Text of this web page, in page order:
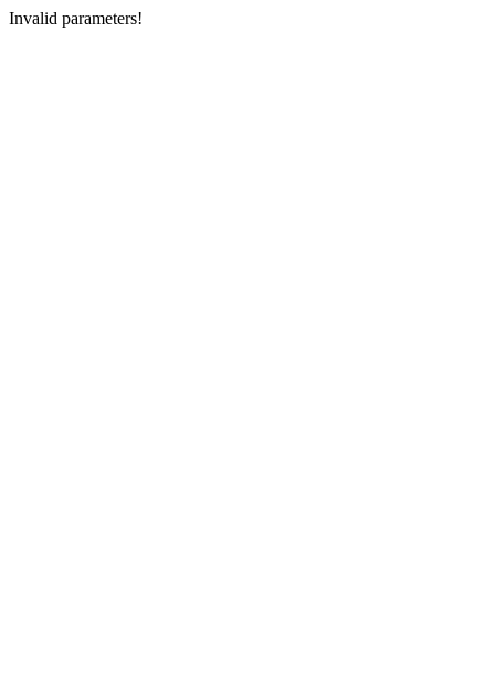
Invalid parameters!